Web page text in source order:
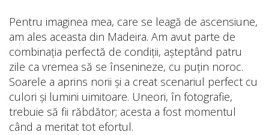
Pentru imaginea mea, care se leagă de ascensiune,
am ales aceasta din Madeira. Am avut parte de
combinația perfectă de condiții, așteptând patru
zile ca vremea să se însenineze, cu puțin noroc.
Soarele a aprins norii și a creat scenariul perfect cu
culori și lumini uimitoare. Uneori, în fotografie,
trebuie să fii răbdător; acesta a fost momentul
când a meritat tot efortul.